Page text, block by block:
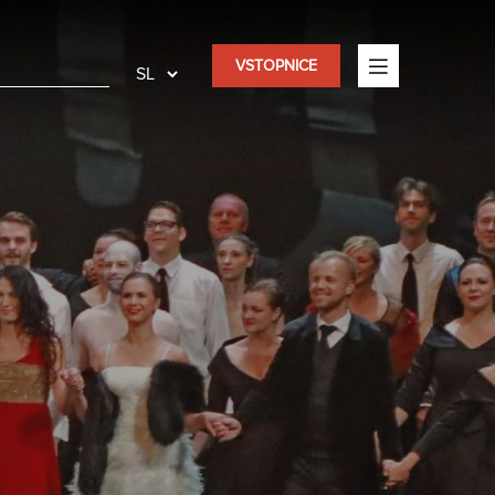
VSTOPNICE